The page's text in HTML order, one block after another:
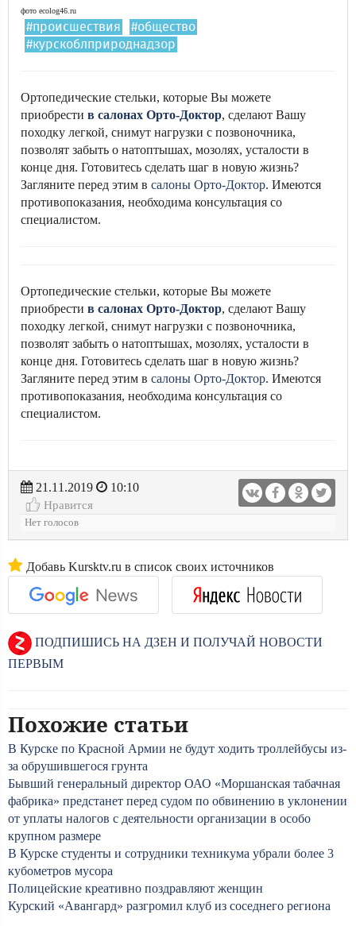
фото ecolog46.ru
#происшествия
#общество
#курскоблприроднадзор
Ортопедические стельки, которые Вы можете
приобрести в салонах Орто-Доктор, сделают Вашу
походку легкой, снимут нагрузки с позвоночника,
позволят забыть о натоптышах, мозолях, усталости в
конце дня. Готовитесь сделать шаг в новую жизнь?
Загляните перед этим в салоны Орто-Доктор. Имеются
противопоказания, необходима консультация со
специалистом.
Ортопедические стельки, которые Вы можете
приобрести в салонах Орто-Доктор, сделают Вашу
походку легкой, снимут нагрузки с позвоночника,
позволят забыть о натоптышах, мозолях, усталости в
конце дня. Готовитесь сделать шаг в новую жизнь?
Загляните перед этим в салоны Орто-Доктор. Имеются
противопоказания, необходима консультация со
специалистом.
21.11.2019
10:10
Нравится
Нет голосов
Добавь Kursktv.ru в список своих источников
ПОДПИШИСЬ НА ДЗЕН И ПОЛУЧАЙ НОВОСТИ
ПЕРВЫМ
Похожие статьи
В Курске по Красной Армии не будут ходить троллейбусы из-
за обрушившегося грунта
Бывший генеральный директор ОАО «Моршанская табачная
фабрика» предстанет перед судом по обвинению в уклонении
от уплаты налогов с деятельности организации в особо
крупном размере
В Курске студенты и сотрудники техникума убрали более 3
кубометров мусора
Полицейские креативно поздравляют женщин
Курский «Авангард» разгромил клуб из соседнего региона